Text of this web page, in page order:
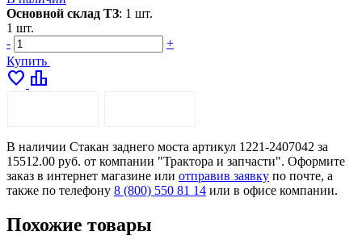
Основной склад ТЗ: 1 шт.
1 шт.
-
+
Купить
favorite leaderboard
В наличии Стакан заднего моста артикул 1221-2407042 за
15512.00 руб. от компании "Трактора и запчасти". Оформите
заказ в интернет магазине или отправив заявку по почте, а
также по телефону 8 (800) 550 81 14 или в офисе компании.
Похожие товары